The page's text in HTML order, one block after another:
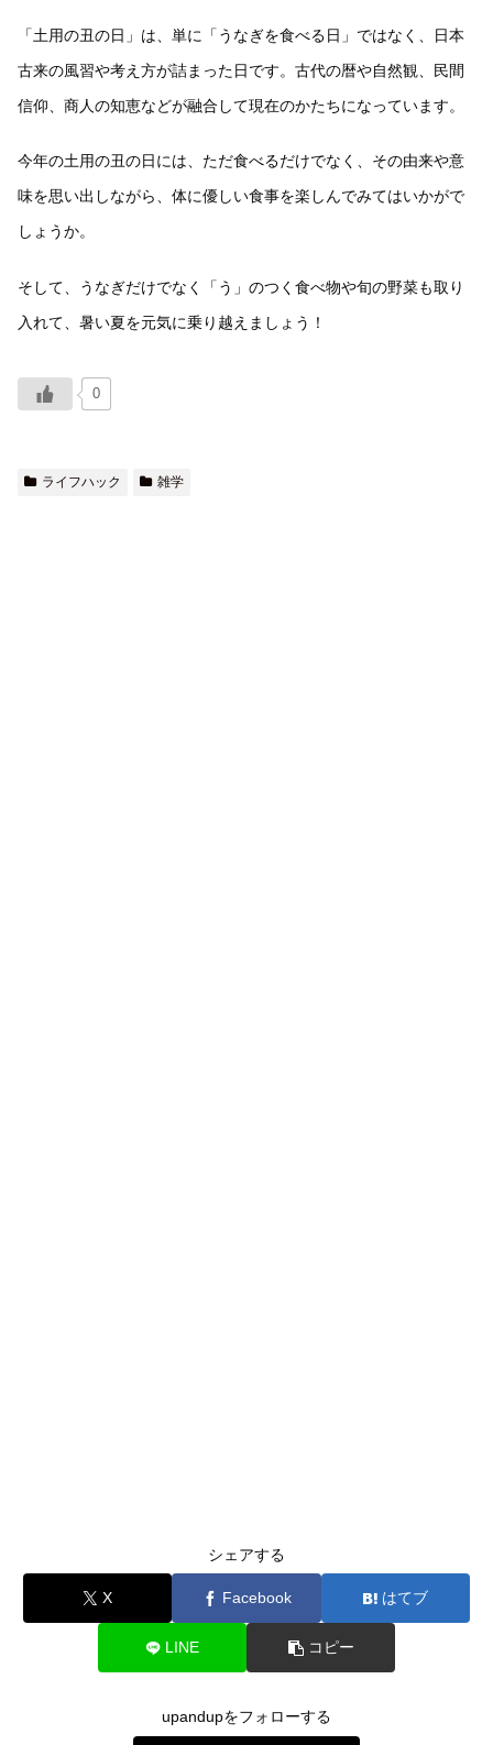
「土用の丑の日」は、単に「うなぎを食べる日」ではなく、日本
古来の風習や考え方が詰まった日です。古代の暦や自然観、民間
信仰、商人の知恵などが融合して現在のかたちになっています。
今年の土用の丑の日には、ただ食べるだけでなく、その由来や意
味を思い出しながら、体に優しい食事を楽しんでみてはいかがで
しょうか。
そして、うなぎだけでなく「う」のつく食べ物や旬の野菜も取り
入れて、暑い夏を元気に乗り越えましょう！
0
ライフハック 雑学
シェアする
X Facebook はてブ
LINE コピー
upandupをフォローする